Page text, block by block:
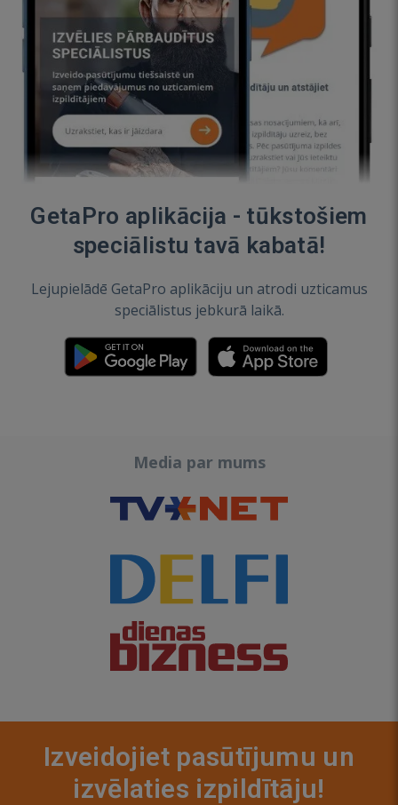
GetaPro aplikācija - tūkstošiem
speciālistu tavā kabatā!
Lejupielādē GetaPro aplikāciju un atrodi uzticamus
speciālistus jebkurā laikā.
Media par mums
Izveidojiet pasūtījumu un
izvēlaties izpildītāju!